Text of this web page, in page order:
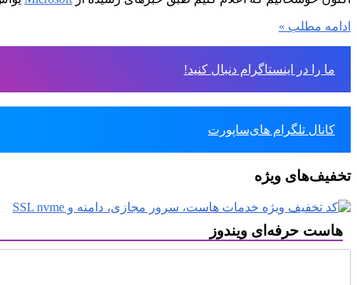
ادامه مطلب »
ما را در اینستاگرام دنبال کنید!
کانال تلگرام های‌ساپورت
تخفیف‌های ویژه
هاست حرفه‌ای ویندوز